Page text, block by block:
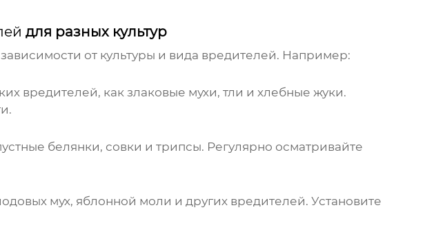
для разных культур
от культуры и вида вредителей. Например:
вредителей, как злаковые мухи, тли и хлебные жуки.
белянки, совки и трипсы. Регулярно осматривайте
мух, яблонной моли и других вредителей. Установите